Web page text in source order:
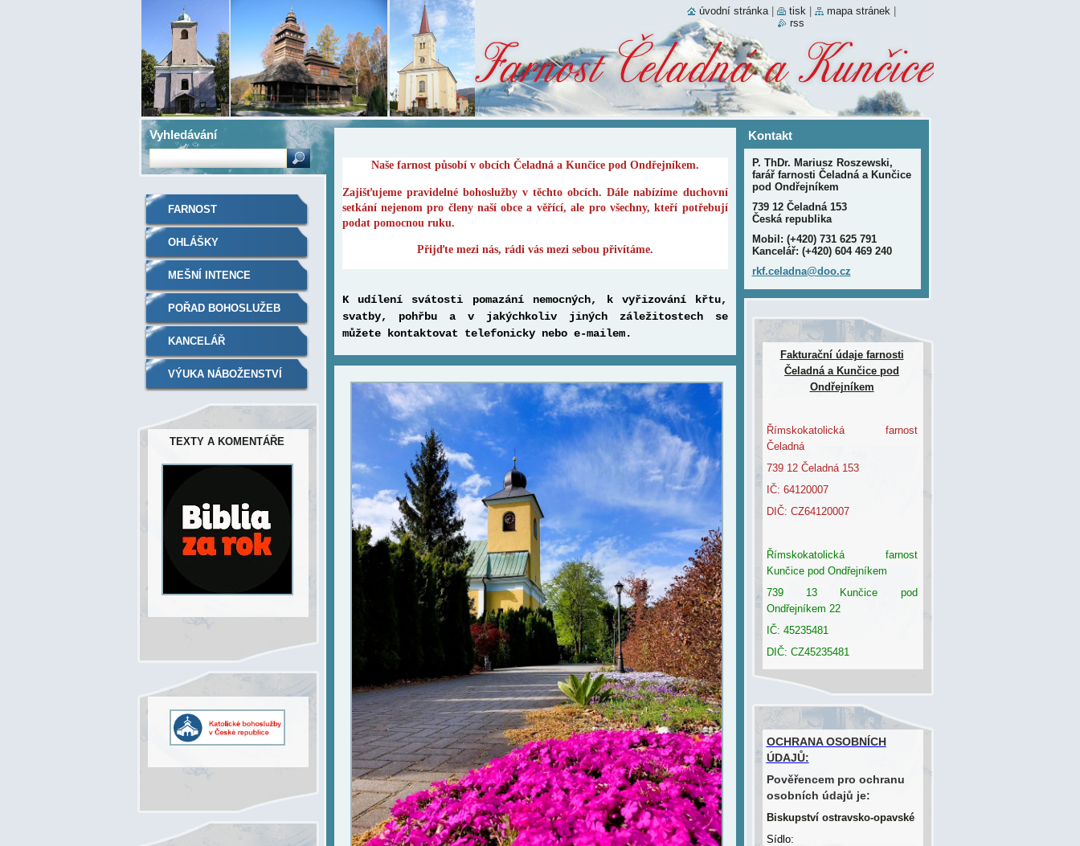
Naše farnost působí v obcích Čeladná a Kunčice pod Ondřejníkem.
Zajišťujeme pravidelné bohoslužby v těchto obcích. Dále nabízíme duchovní
setkání nejenom pro členy naší obce a věřící, ale pro všechny, kteří potřebují
podat pomocnou ruku.
Přijďte mezi nás, rádi vás mezi sebou přivítáme.
K udílení svátosti pomazání ne­mocných, k vyřizování křtu,
svatby, pohřbu a v jakýchkoliv jiných záleži­tostech se
můžete kontakto­vat telefonicky nebo e-mailem.
FARNOST
OHLÁŠKY
MEŠNÍ INTENCE
POŘAD BOHOSLUŽEB
KANCELÁŘ
VÝUKA NÁBOŽENSTVÍ
TEXTY A KOMENTÁŘE
Kontakt
P. ThDr. Mariusz Roszewski,
farář farnosti Čeladná a Kunčice
pod Ondřejníkem
739 12 Čeladná 153
Česká republika
Mobil: (+420) 731 625 791
Kancelář: (+420) 604 469 240
rkf.celadna@doo.cz
Fakturační údaje farnosti
Čeladná a Kunčice pod
Ondřejníkem
Římskokatolická farnost
Čeladná
739 12 Čeladná 153
IČ: 64120007
DIČ: CZ64120007
Římskokatolická farnost
Kunčice pod Ondřejníkem
739 13 Kunčice pod
Ondřejníkem 22
IČ: 45235481
DIČ: CZ45235481
OCHRANA OSOBNÍCH
ÚDAJŮ:
Pověřencem pro ochranu
osobních údajů je:
Biskupství ostravsko-opavské
Sídlo:
Vyhledávání
úvodní stránka tisk mapa stránek
rss